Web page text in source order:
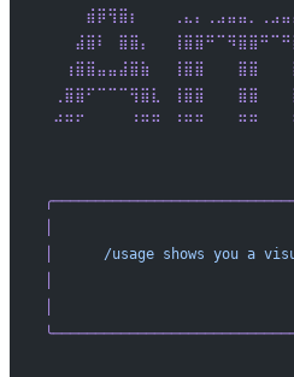
      /usage
shows you a